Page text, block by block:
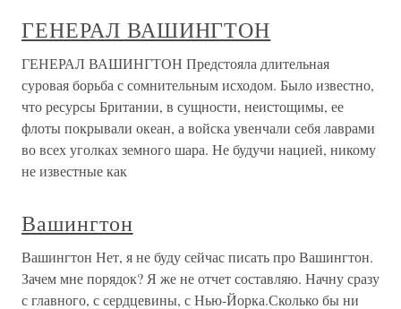
ГЕНЕРАЛ ВАШИНГТОН
ГЕНЕРАЛ ВАШИНГТОН Предстояла длительная
суровая борьба с сомнительным исходом. Было известно,
что ресурсы Британии, в сущности, неистощимы, ее
флоты покрывали океан, а войска увенчали себя лаврами
во всех уголках земного шара. Не будучи нацией, никому
не известные как
Вашингтон
Вашингтон Нет, я не буду сейчас писать про Вашингтон.
Зачем мне порядок? Я же не отчет составляю. Начну сразу
с главного, с сердцевины, с Нью-Йорка.Сколько бы ни